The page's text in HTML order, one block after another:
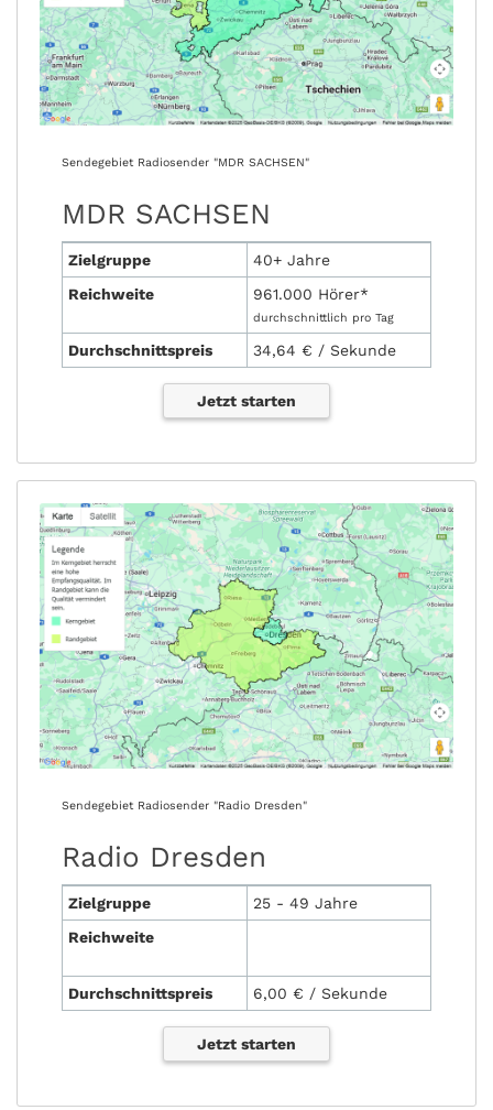
Sendegebiet Radiosender "MDR SACHSEN"
MDR SACHSEN
Zielgruppe
40+ Jahre
Reichweite
961.000 Hörer*
durchschnittlich pro Tag
Durchschnittspreis 34,64 € / Sekunde
Jetzt starten
Sendegebiet Radiosender "Radio Dresden"
Radio Dresden
Zielgruppe
25 - 49 Jahre
Reichweite
Durchschnittspreis 6,00 € / Sekunde
Jetzt starten